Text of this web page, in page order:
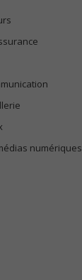
numériques